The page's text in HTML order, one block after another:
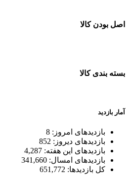
اصل بودن کالا
بسته بندی کالا
آمار بازدید
بازدیدهای امروز: 8
بازدیدهای دیروز: 852
بازدیدهای این هفته: 4,287
بازدیدهای امسال: 341,660
کل بازدیدها: 651,772